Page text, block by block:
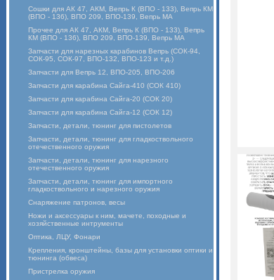
Сошки для АК 47, АКМ, Вепрь К (ВПО - 133), Вепрь КМ
(ВПО - 136), ВПО 209, ВПО-139, Вепрь МА
Прочее для АК 47, АКМ, Вепрь К (ВПО - 133), Вепрь
КМ (ВПО - 136), ВПО 209, ВПО-139, Вепрь МА
Запчасти для нарезных карабинов Вепрь (СОК-94,
СОК-95, СОК-97, ВПО-132, ВПО-123 и т.д.)
Запчасти для Вепрь 12, ВПО-205, ВПО-206
Запчасти для карабина Сайга-410 (СОК 410)
Запчасти для карабина Сайга-20 (СОК 20)
Запчасти для карабина Сайга-12 (СОК 12)
Запчасти, детали, тюнинг для пистолетов
Запчасти, детали, тюнинг для гладкоствольного
отечественного оружия
Запчасти, детали, тюнинг для нарезного
отечественного оружия
Запчасти, детали, тюнинг для импортного
гладкоствольного и нарезного оружия
Снаряжение патронов, весы
Ножи и аксессуары к ним, мачете, походные и
хозяйственные интрументы
Оптика, ЛЦУ, Фонари
Крепления, кронштейны, базы для установки оптики и
тюнинга (обвеса)
Пристрелка оружия